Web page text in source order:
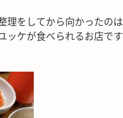
理をしてから向かったのは
ッケが食べられるお店です